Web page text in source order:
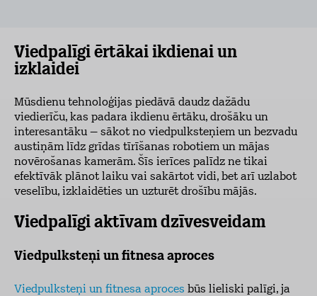
Viedpalīgi ērtākai ikdienai un
izklaidei
Mūsdienu tehnoloģijas piedāvā daudz dažādu
viedierīču, kas padara ikdienu ērtāku, drošāku un
interesantāku – sākot no viedpulksteņiem un bezvadu
austiņām līdz grīdas tīrīšanas robotiem un mājas
novērošanas kamerām. Šīs ierīces palīdz ne tikai
efektīvāk plānot laiku vai sakārtot vidi, bet arī uzlabot
veselību, izklaidēties un uzturēt drošību mājās.
Viedpalīgi aktīvam dzīvesveidam
Viedpulksteņi un fitnesa aproces
Viedpulksteņi un fitnesa aproces būs lieliski palīgi, ja